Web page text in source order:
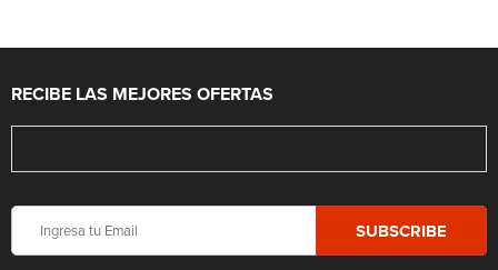
RECIBE LAS MEJORES OFERTAS